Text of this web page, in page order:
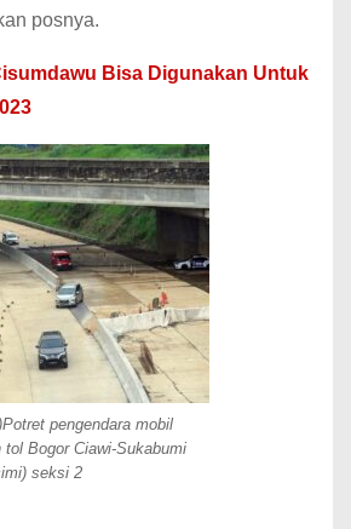
posnya.
Bisa Digunakan Untuk
pengendara mobil
Bogor Ciawi-Sukabumi
seksi 2